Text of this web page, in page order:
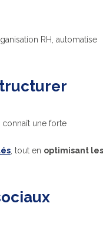
RH, automatise
connaît une forte
, tout en optimisant les